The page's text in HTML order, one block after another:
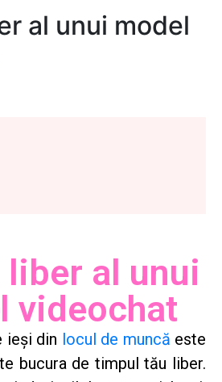
al unui model
al unui
videochat
ieși din locul de muncă este
bucura de timpul tău liber.